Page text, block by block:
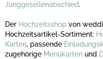
Junggesellenabschied.
Der Hochzeitsshop von
Hochzeitsartikel-Sortiment:
Karten, passende
zugehörige Menükarten und